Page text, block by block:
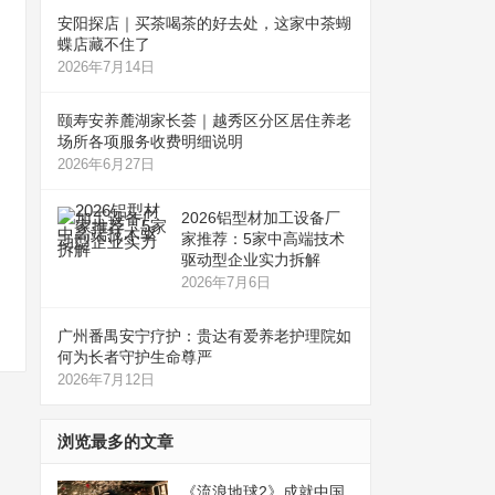
安阳探店｜买茶喝茶的好去处，这家中茶蝴
蝶店藏不住了
2026年7月14日
颐寿安养麓湖家长荟｜越秀区分区居住养老
场所各项服务收费明细说明
2026年6月27日
2026铝型材加工设备厂
家推荐：5家中高端技术
驱动型企业实力拆解
2026年7月6日
广州番禺安宁疗护：贵达有爱养老护理院如
何为长者守护生命尊严
2026年7月12日
浏览最多的文章
《流浪地球2》成就中国